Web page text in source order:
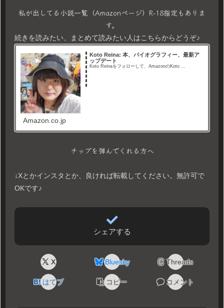
私が出してる小説一覧（Amazonページ）R-18指定もありま
す。
続きを読みたい、まとめて読みたい人はこちらからどうぞ♪
Koto Reina: 本、バイオグラフィー、最新ア
ップデート
Koto Reinaをフォローして、AmazonのKoto ...
Amazon.co.jp
チップを弾んでくれる方へ
↓Xとかインスタとか、良ければ転載してください。無許可で
OKです♪
シェアする
X Bluesky Threads
はてブ コピー コメント